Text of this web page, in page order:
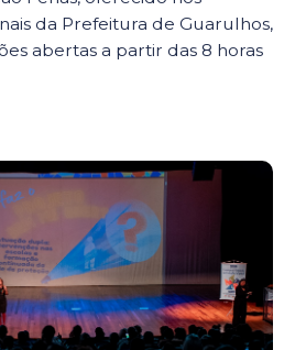
da Prefeitura de Guarulhos,
abertas a partir das 8 horas